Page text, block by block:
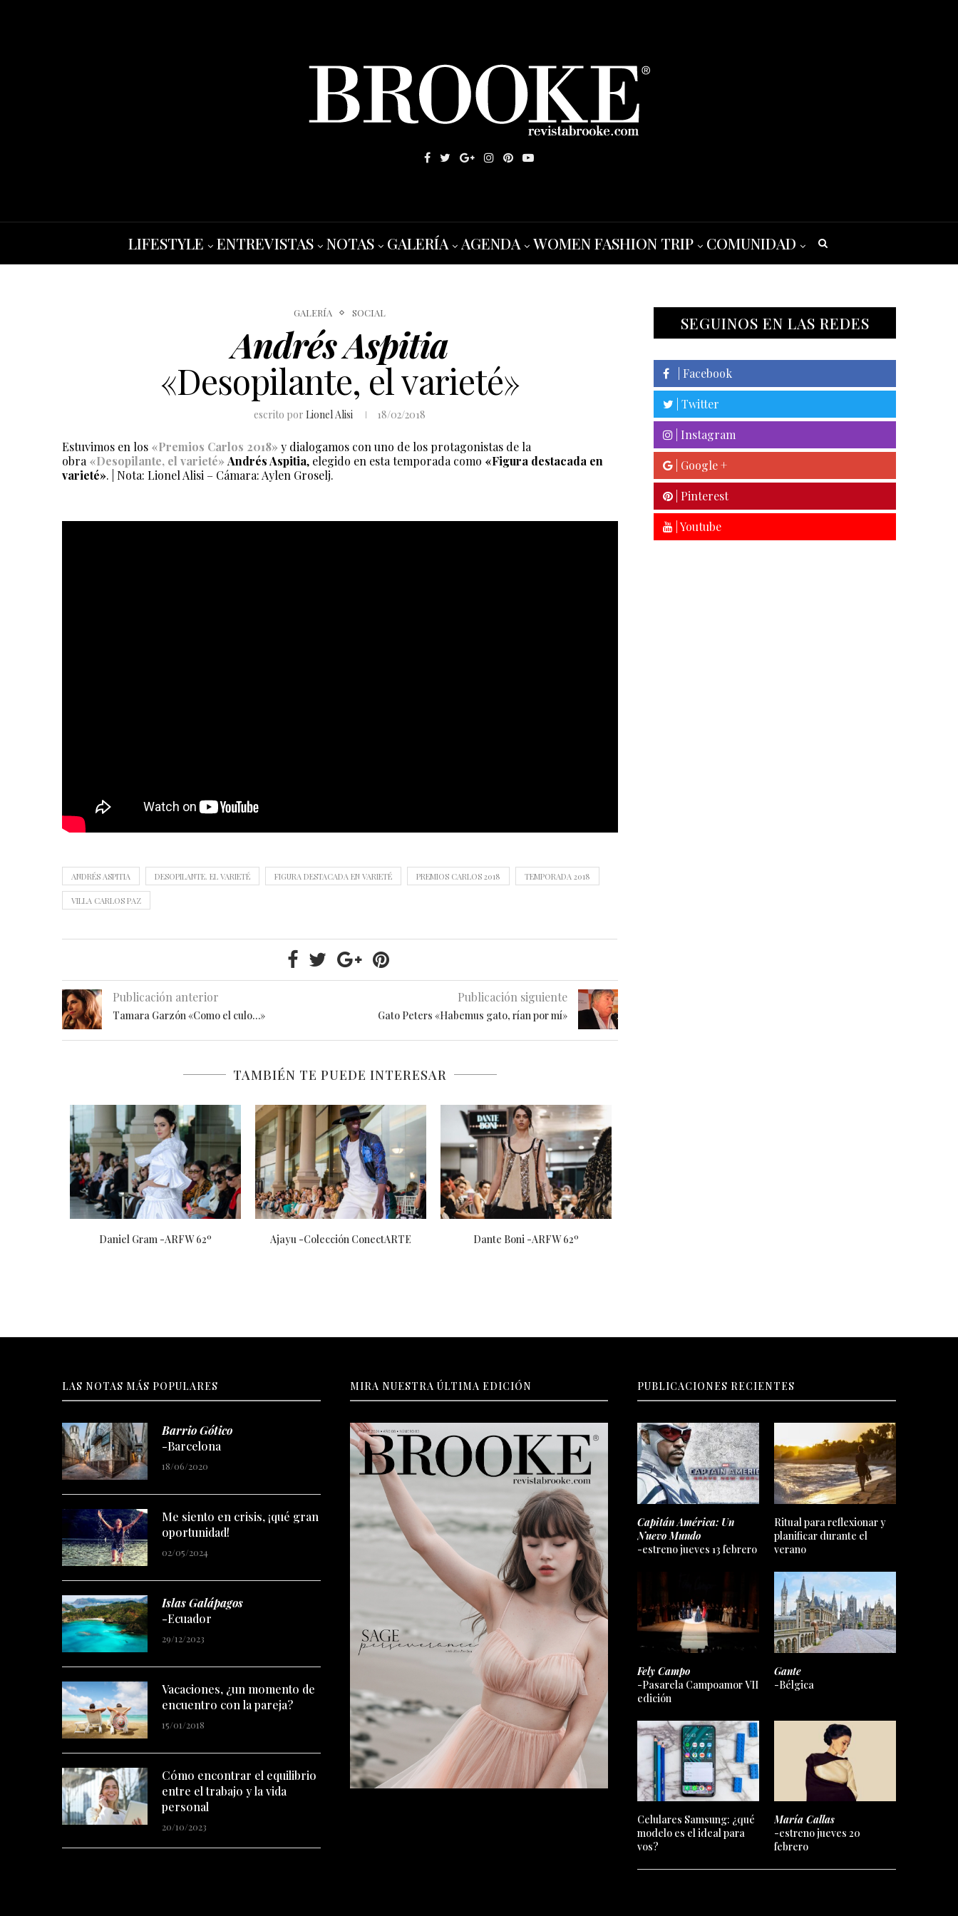
LIFESTYLE ENTREVISTAS NOTAS GALERÍA AGENDA WOMEN FASHION TRIP COMUNIDAD
GALERÍA SOCIAL
Andrés Aspitia
«Desopilante, el varieté»
escrito porLionel Alisi 18/02/2018
Estuvimos en los «Premios Carlos 2018»y dialogamos con uno de los protagonistas de la
obra «Desopilante, el varieté»Andrés Aspitia, elegido en esta temporada como «Figura destacada en
varieté». | Nota: Lionel Alisi – Cámara: Aylen Groselj.
ANDRÉS ASPITIA DESOPILANTE. EL VARIETÉ FIGURA DESTACADA EN VARIETÉ PREMIOS CARLOS 2018 TEMPORADA 2018
VILLA CARLOS PAZ
Publicación anterior
Tamara Garzón «Como el culo…»
Publicación siguiente
Gato Peters «Habemus gato, rían por mí»
TAMBIÉN TE PUEDE INTERESAR
Daniel Gram -ARFW 62º Ajayu -Colección ConectARTE Dante Boni -ARFW 62º
SEGUINOS EN LAS REDES
| Facebook
| Twitter
| Instagram
| Google +
| Pinterest
| Youtube
LAS NOTAS MÁS POPULARES
Barrio Gótico
-Barcelona
18/06/2020
Me siento en crisis, ¡qué gran
oportunidad!
02/05/2024
Islas Galápagos
-Ecuador
29/12/2023
Vacaciones, ¿un momento de
encuentro con la pareja?
15/01/2018
Cómo encontrar el equilibrio
entre el trabajo y la vida
personal
20/10/2023
MIRA NUESTRA ÚLTIMA EDICIÓN PUBLICACIONES RECIENTES
Capitán América: Un
Nuevo Mundo
-estreno jueves 13 febrero
Ritual para reflexionar y
planificar durante el
verano
Fely Campo
-Pasarela Campoamor VII
edición
Gante
-Bélgica
Celulares Samsung: ¿qué
modelo es el ideal para
vos?
María Callas
-estreno jueves 20
febrero